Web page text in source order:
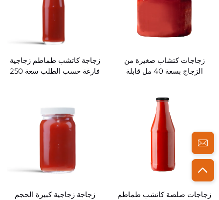
زجاجات كتشاب صغيرة من
الزجاج بسعة 40 مل قابلة
زجاجة كاتشب طماطم زجاجية
فارغة حسب الطلب سعة 250
زجاجات صلصة كاتشب طماطم
زجاجة زجاجية كبيرة الحجم